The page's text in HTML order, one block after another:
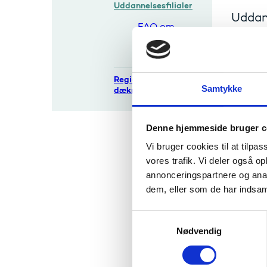
Samtykke
Denne hjemmeside bruger
Vi bruger cookies til at
vores trafik. Vi deler også
annonceringspartnere og
dem, eller som de har
Nødvendig
Uddannelsesfilialer
FAQ om
uddannelses
filialer
Regionale
dækningsområder
for